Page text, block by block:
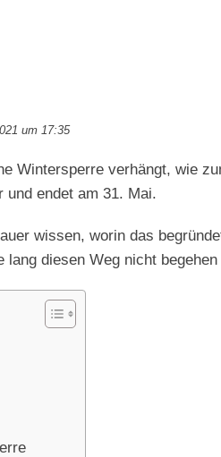
um 17:35
Wintersperre verhängt, wie
endet am 31. Mai.
wissen, worin das
lang diesen Weg nicht